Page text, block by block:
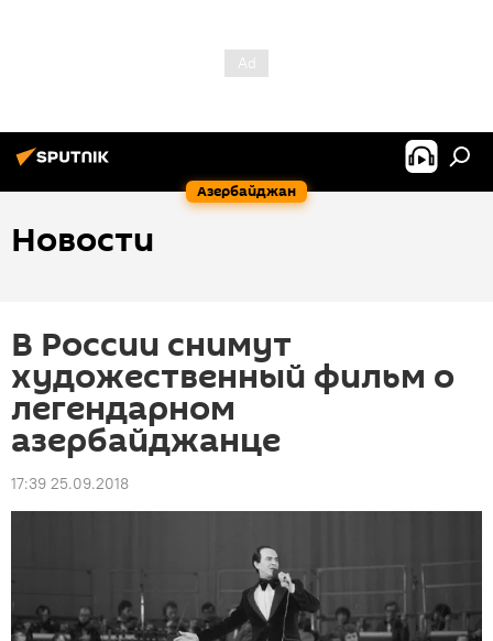
Азербайджан
Новости
В России снимут
художественный фильм о
легендарном
азербайджанце
17:39 25.09.2018